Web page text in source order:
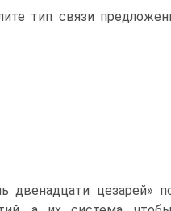
тип связи
двенадцати цезарей»